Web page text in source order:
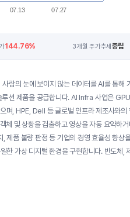
07.13 07.27
144.76% 3개월 주가추세중립
의 눈에 보이지 않는 데이터를 AI를 통해
제품을 공급합니다. AI Infra 사업은
며, HPE, Dell 등 글로벌 인프라 제조사와
체 및 상황을 검출하고 영상을 자동 요약하
, 제품 불량 판정 등 기업의 경영 효율성 향
가상 디지털 환경을 구현합니다. 반도체,